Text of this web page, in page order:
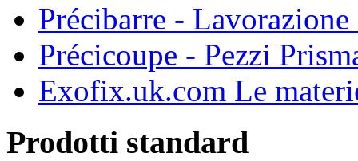
Précibarre -
Précicoupe - Pezzi
Exofix.uk.com Le
Prodotti standard